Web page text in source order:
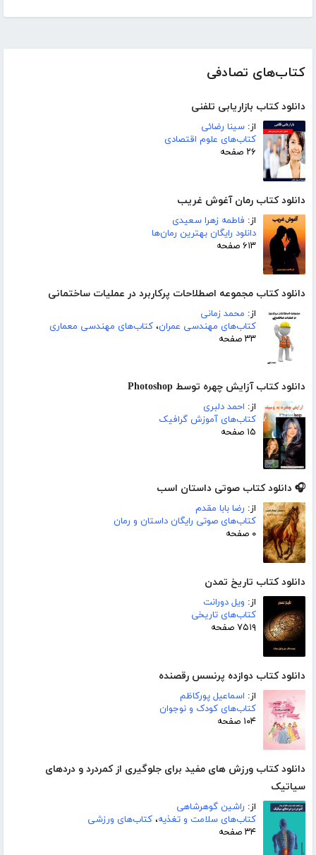
کتاب‌های تصادفی
دانلود کتاب بازاریابی تلفنی
از: سینا رضائی
کتاب‌های علوم اقتصادی
۲۶ صفحه
دانلود کتاب رمان آغوش غریب
از: فاطمه زهرا سعیدی
دانلود رایگان بهترین رمان‌ها
۶۱۳ صفحه
دانلود کتاب مجموعه اصطلاحات پرکاربرد در عملیات ساختمانی
از: محمد زمانی
کتاب‌های مهندسی عمران، کتاب‌های مهندسی معماری
۳۳ صفحه
دانلود کتاب آزایش چهره توسط Photoshop
از: احمد دلبری
کتاب‌های آموزش گرافیک
۱۵ صفحه
🎧 دانلود کتاب صوتی داستان اسب
از: رضا بابا مقدم
کتاب‌های صوتی رایگان داستان و رمان
۰ صفحه
دانلود کتاب تاریخ تمدن
از: ویل دورانت
کتاب‌های تاریخی
۷۵۱۹ صفحه
دانلود کتاب دوازده پرنسس رقصنده
از: اسماعیل پورکاظم
کتاب‌های کودک و نوجوان
۱۰۴ صفحه
دانلود کتاب ورزش های مفید برای جلوگیری از کمردرد و دردهای
سیاتیک
از: راشین گوهرشاهی
کتاب‌های سلامت و تغذیه، کتاب‌های ورزشی
۳۴ صفحه